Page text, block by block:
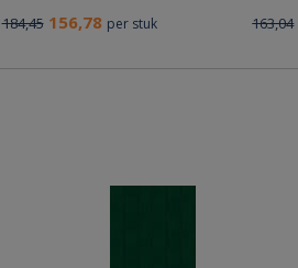
184,45 156,78 per stuk 163,04